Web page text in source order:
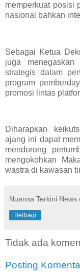
memperkuat posisi
nasional bahkan
Sebagai Ketua
juga menegaskan
strategis dalam
program
promosi lintas
Diharapkan
ajang ini dapat
mendorong
mengokohkan
wastra di kawasan
Nuansa Terkini News
Berbagi
Tidak ada
Posting